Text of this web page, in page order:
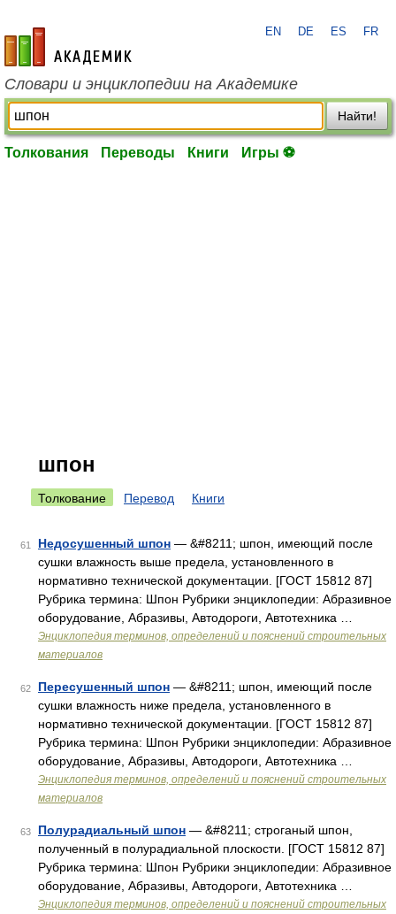
academic.ru
EN DE ES FR
Словари и энциклопедии на Академике
Найти!
Толкования Переводы Книги Игры ⚽
шпон
Толкование Перевод Книги
61 Недосушенный шпон — &#8211; шпон, имеющий после
сушки влажность выше предела, установленного в
нормативно технической документации. [ГОСТ 15812 87]
Рубрика термина: Шпон Рубрики энциклопедии: Абразивное
оборудование, Абразивы, Автодороги, Автотехника …
Энциклопедия терминов, определений и пояснений строительных
материалов
62 Пересушенный шпон — &#8211; шпон, имеющий после
сушки влажность ниже предела, установленного в
нормативно технической документации. [ГОСТ 15812 87]
Рубрика термина: Шпон Рубрики энциклопедии: Абразивное
оборудование, Абразивы, Автодороги, Автотехника …
Энциклопедия терминов, определений и пояснений строительных
материалов
63 Полурадиальный шпон — &#8211; строганый шпон,
полученный в полурадиальной плоскости. [ГОСТ 15812 87]
Рубрика термина: Шпон Рубрики энциклопедии: Абразивное
оборудование, Абразивы, Автодороги, Автотехника …
Энциклопедия терминов, определений и пояснений строительных